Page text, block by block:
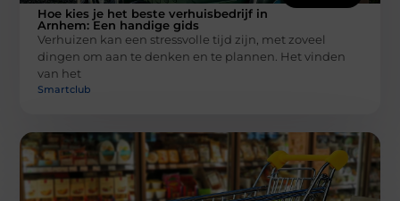
Hoe kies je het beste verhuisbedrijf in
Arnhem: Een handige gids
Verhuizen kan een stressvolle tijd zijn, met zoveel
dingen om aan te denken en te plannen. Het vinden
van het
Smartclub